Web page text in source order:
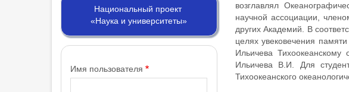
Национальный проект
«Наука и университеты»
Имя пользователя
возглавлял
научной ассоциации,
других Академий. В
целях увековечения
Ильичева Тихоокеанскому
Ильичева В.И. Для
Тихоокеанского